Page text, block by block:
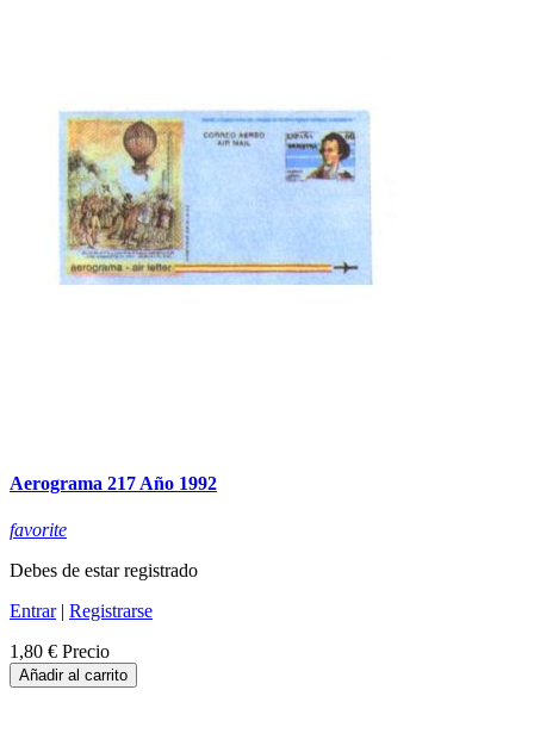
Aerograma 217 Año 1992
favorite
Debes de estar registrado
Entrar| Registrarse
1,80 € Precio
Añadir al carrito